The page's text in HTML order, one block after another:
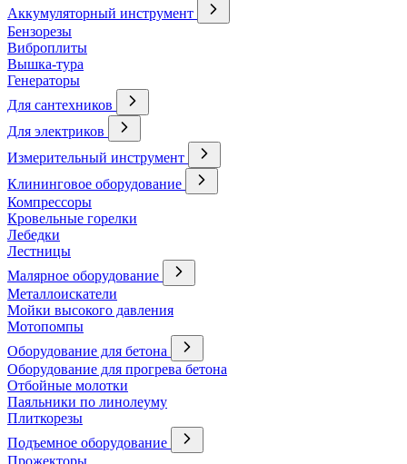
Аккумуляторный инструмент
Бензорезы
Виброплиты
Вышка-тура
Генераторы
Для сантехников
Для электриков
Измерительный инструмент
Клининговое оборудование
Компрессоры
Кровельные горелки
Лебедки
Лестницы
Малярное оборудование
Металлоискатели
Мойки высокого давления
Мотопомпы
Оборудование для бетона
Оборудование для прогрева бетона
Отбойные молотки
Паяльники по линолеуму
Плиткорезы
Подъемное оборудование
Прожекторы